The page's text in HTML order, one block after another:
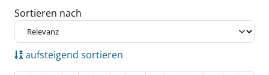
Sortieren nach
aufsteigend sortieren